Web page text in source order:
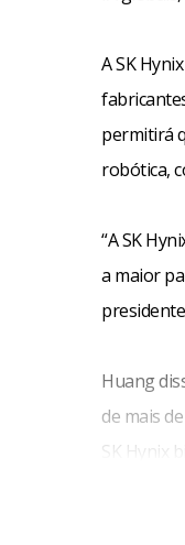
A SK
permitirá
robótica,
“A SK
a maior
Huang
de mais
SK Hynix